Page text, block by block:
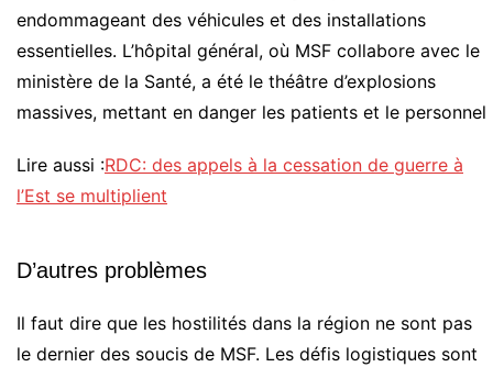
endommageant des véhicules et des installations
essentielles. L’hôpital général, où MSF collabore avec le
ministère de la Santé, a été le théâtre d’explosions
massives, mettant en danger les patients et le personnel
Lire aussi :RDC: des appels à la cessation de guerre à
l’Est se multiplient
D’autres problèmes
Il faut dire que les hostilités dans la région ne sont pas
le dernier des soucis de MSF. Les défis logistiques sont